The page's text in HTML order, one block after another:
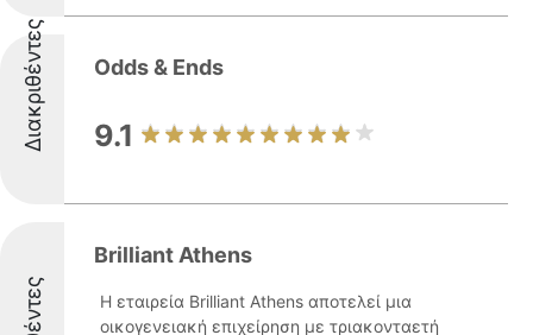
Διακριθέντες Odds & Ends
9.1
Brilliant Athens
Η εταιρεία Brilliant Athens αποτελεί μια
οικογενειακή επιχείρηση με τριακονταετή